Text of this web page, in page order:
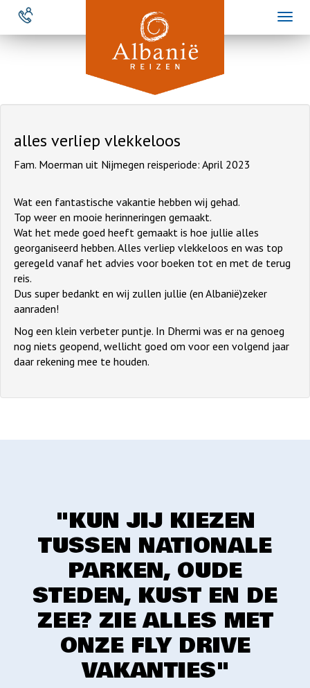
Overslaan
naar
alles verliep vlekkeloos
Fam. Moerman uit Nijmegen reisperiode: April 2023
Wat een fantastische vakantie hebben wij gehad.
Top weer en mooie herinneringen gemaakt.
Wat het mede goed heeft gemaakt is hoe jullie alles
georganiseerd hebben. Alles verliep vlekkeloos en was top
geregeld vanaf het advies voor boeken tot en met de terug
reis.
Dus super bedankt en wij zullen jullie (en Albanië)zeker
aanraden!
Nog een klein verbeter puntje. In Dhermi was er na genoeg
nog niets geopend, wellicht goed om voor een volgend jaar
daar rekening mee te houden.
"KUN JIJ KIEZEN
TUSSEN NATIONALE
PARKEN, OUDE
STEDEN, KUST EN DE
ZEE? ZIE ALLES MET
ONZE FLY DRIVE
VAKANTIES"